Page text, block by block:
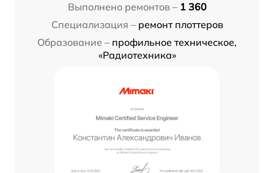
Выполнено ремонтов – 1 360
Специализация – ремонт плоттеров
Образование – профильное техническое,
«Радиотехника»